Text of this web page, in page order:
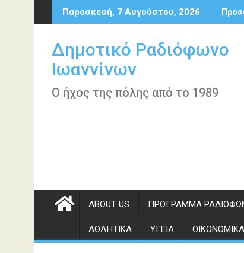
Περάστε
στο
Παρασκευή, 7 Αυγούστου, 2026
Δημοτικό Ραδιόφωνο
Ιωαννίνων
Ο ήχος της πόλης από το 1989
ABOUT US ΠΡΌΓΡΑΜΜΑ
ΑΘΛΗΤΙΚΆ ΥΓΕΊΑ